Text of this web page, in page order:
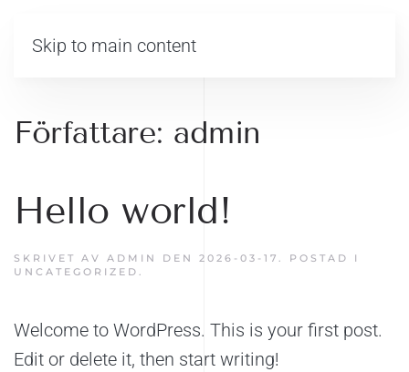
Skip to main content
Författare: admin
Hello world!
SKRIVET AV ADMIN DEN 2026-03-17 . POSTAD I
UNCATEGORIZED .
Welcome to WordPress. This is your first post.
Edit or delete it, then start writing!